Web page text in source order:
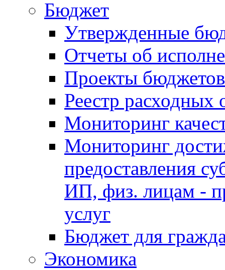
Бюджет
Утвержденные
Отчеты об
Проекты бюджетов
Реестр расходных
Мониторинг
Мониторинг
предоставления
ИП, физ. лицам -
услуг
Бюджет для
Экономика